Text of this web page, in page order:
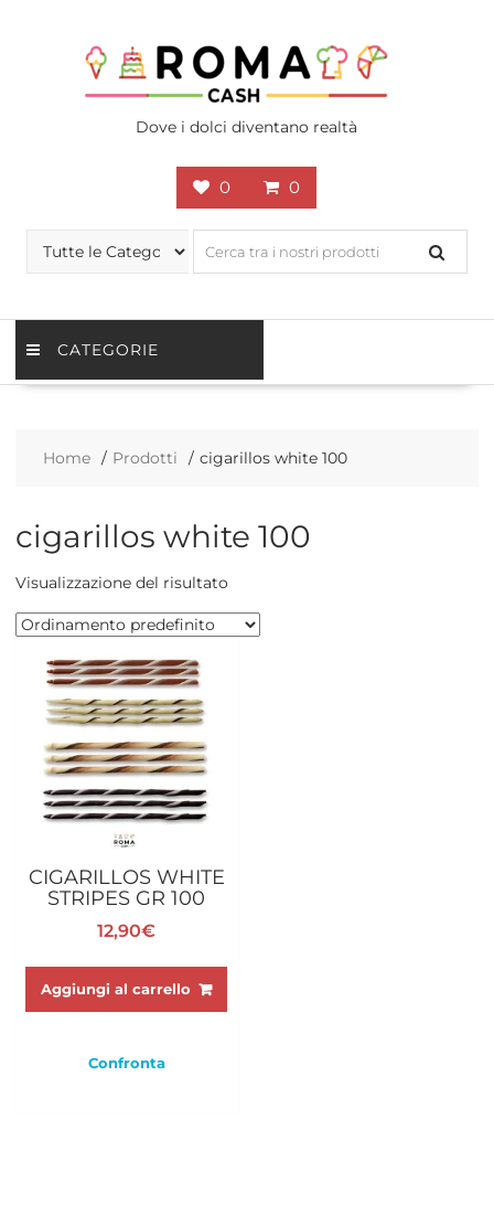
Dove i dolci diventano realtà
0 0
CATEGORIE
Home Prodotti cigarillos white 100
cigarillos white 100
Visualizzazione del risultato
CIGARILLOS WHITE
STRIPES GR 100
12,90€
Aggiungi al carrello
Confronta